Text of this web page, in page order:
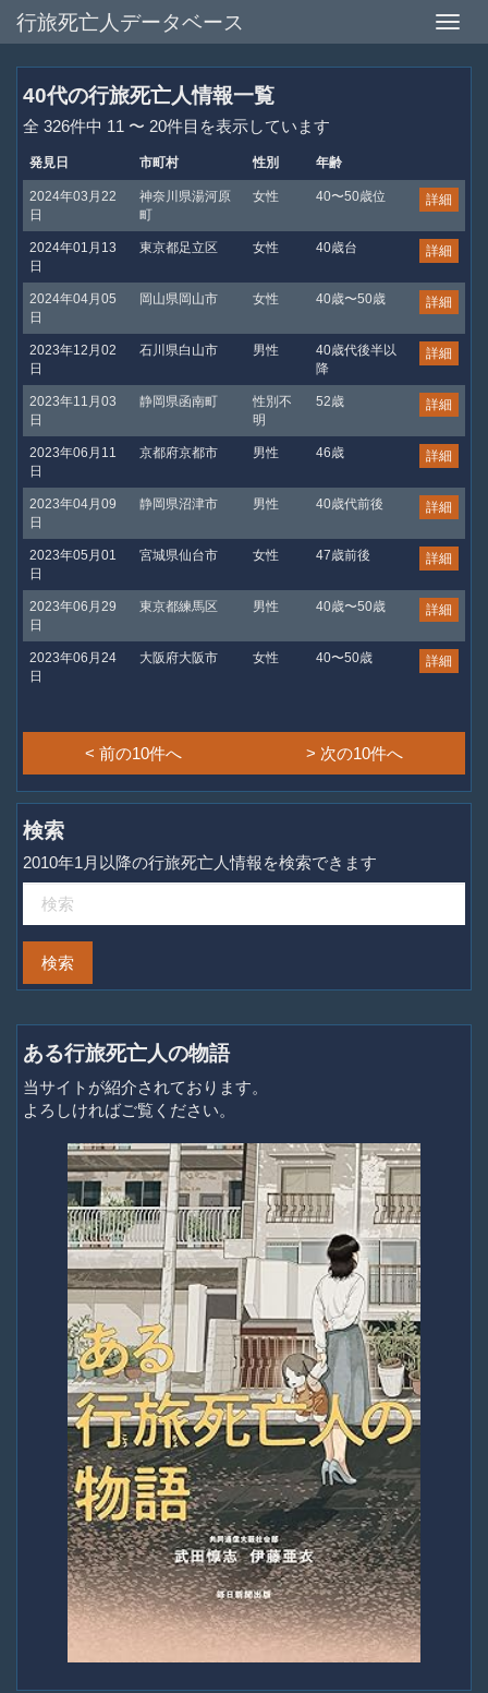
Toggle
行旅死亡人データベース
40代の行旅死亡人情報一覧
全 326件中 11 〜 20件目を表示しています
発見日 市町村 性別 年齢
2024年03月22
日
神奈川県湯河原
町
女性 40〜50歳位 詳細
2024年01月13
日
東京都足立区 女性 40歳台 詳細
2024年04月05
日
岡山県岡山市 女性 40歳〜50歳 詳細
2023年12月02
日
石川県白山市 男性
40歳代後半以
降
詳細
2023年11月03
日
静岡県函南町
性別不
明
52歳 詳細
2023年06月11
日
京都府京都市 男性 46歳 詳細
2023年04月09
日
静岡県沼津市 男性 40歳代前後 詳細
2023年05月01
日
宮城県仙台市 女性 47歳前後 詳細
2023年06月29
日
東京都練馬区 男性 40歳〜50歳 詳細
2023年06月24
日
大阪府大阪市 女性 40〜50歳 詳細
< 前の10件へ > 次の10件へ
検索
2010年1月以降の行旅死亡人情報を検索できます
ある行旅死亡人の物語
当サイトが紹介されております。
よろしければご覧ください。